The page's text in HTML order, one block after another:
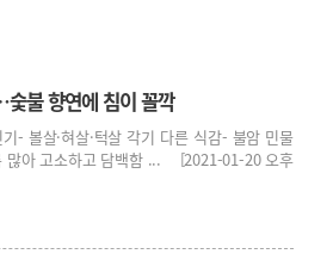
숯불 향연에 침이 꼴깍
- 볼살·혀살·턱살 각기 다른 식감- 불암 민물
많아 고소하고 담백함 ... [2021-01-20 오후